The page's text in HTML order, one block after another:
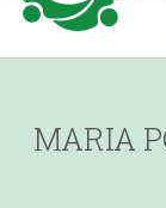
MARIA